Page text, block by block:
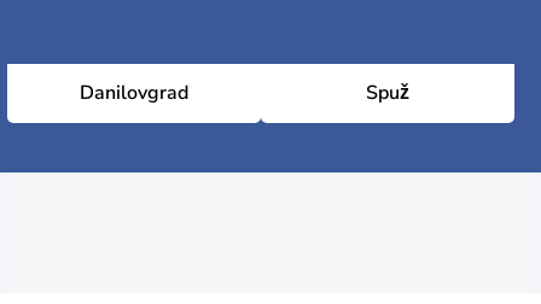
Danilovgrad Spuž